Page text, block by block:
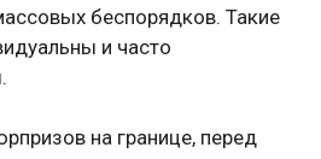
беспорядков. Такие
и часто
на границе, перед